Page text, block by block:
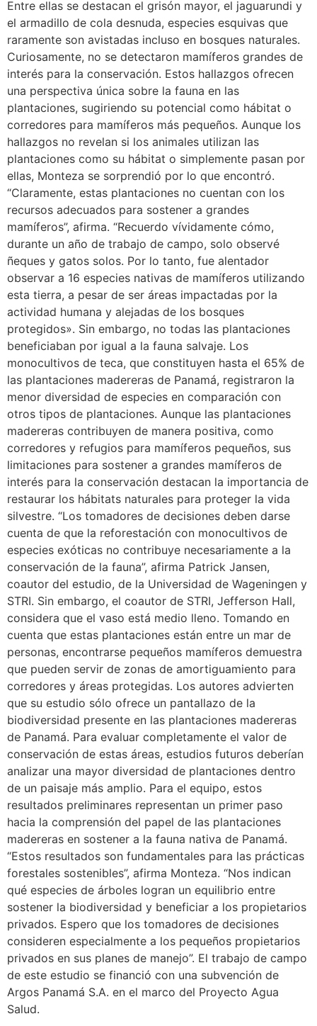
Entre ellas se destacan el grisón mayor, el jaguarundi y
el armadillo de cola desnuda, especies esquivas que
raramente son avistadas incluso en bosques naturales.
Curiosamente, no se detectaron mamíferos grandes de
interés para la conservación. Estos hallazgos ofrecen
una perspectiva única sobre la fauna en las
plantaciones, sugiriendo su potencial como hábitat o
corredores para mamíferos más pequeños. Aunque los
hallazgos no revelan si los animales utilizan las
plantaciones como su hábitat o simplemente pasan por
ellas, Monteza se sorprendió por lo que encontró.
“Claramente, estas plantaciones no cuentan con los
recursos adecuados para sostener a grandes
mamíferos”, afirma. “Recuerdo vívidamente cómo,
durante un año de trabajo de campo, solo observé
ñeques y gatos solos. Por lo tanto, fue alentador
observar a 16 especies nativas de mamíferos utilizando
esta tierra, a pesar de ser áreas impactadas por la
actividad humana y alejadas de los bosques
protegidos». Sin embargo, no todas las plantaciones
beneficiaban por igual a la fauna salvaje. Los
monocultivos de teca, que constituyen hasta el 65% de
las plantaciones madereras de Panamá, registraron la
menor diversidad de especies en comparación con
otros tipos de plantaciones. Aunque las plantaciones
madereras contribuyen de manera positiva, como
corredores y refugios para mamíferos pequeños, sus
limitaciones para sostener a grandes mamíferos de
interés para la conservación destacan la importancia de
restaurar los hábitats naturales para proteger la vida
silvestre. “Los tomadores de decisiones deben darse
cuenta de que la reforestación con monocultivos de
especies exóticas no contribuye necesariamente a la
conservación de la fauna”, afirma Patrick Jansen,
coautor del estudio, de la Universidad de Wageningen y
STRI. Sin embargo, el coautor de STRI, Jefferson Hall,
considera que el vaso está medio lleno. Tomando en
cuenta que estas plantaciones están entre un mar de
personas, encontrarse pequeños mamíferos demuestra
que pueden servir de zonas de amortiguamiento para
corredores y áreas protegidas. Los autores advierten
que su estudio sólo ofrece un pantallazo de la
biodiversidad presente en las plantaciones madereras
de Panamá. Para evaluar completamente el valor de
conservación de estas áreas, estudios futuros deberían
analizar una mayor diversidad de plantaciones dentro
de un paisaje más amplio. Para el equipo, estos
resultados preliminares representan un primer paso
hacia la comprensión del papel de las plantaciones
madereras en sostener a la fauna nativa de Panamá.
“Estos resultados son fundamentales para las prácticas
forestales sostenibles”, afirma Monteza. “Nos indican
qué especies de árboles logran un equilibrio entre
sostener la biodiversidad y beneficiar a los propietarios
privados. Espero que los tomadores de decisiones
consideren especialmente a los pequeños propietarios
privados en sus planes de manejo”. El trabajo de campo
de este estudio se financió con una subvención de
Argos Panamá S.A. en el marco del Proyecto Agua
Salud.